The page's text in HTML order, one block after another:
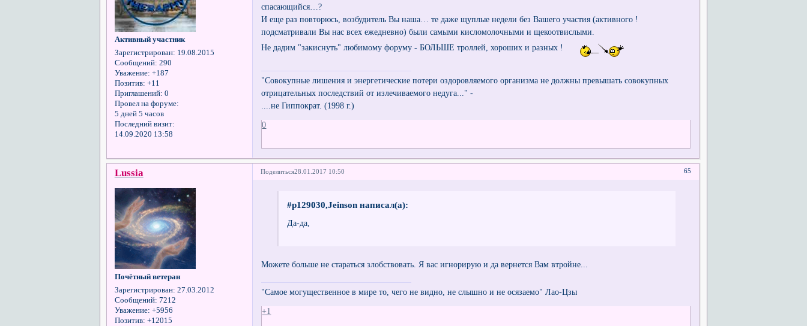
Активный участник
Зарегистрирован: 19.08.2015
Сообщений: 290
Уважение: +187
Позитив: +11
Приглашений: 0
Провел на форуме:
5 дней 5 часов
Последний визит:
14.09.2020 13:58
спасающийся…?
И еще раз повторюсь, возбудитель Вы наша… те даже щуплые недели без Вашего участия (активного !
подсматривали Вы нас всех ежедневно) были самыми кисломолочными и щекоотвислыми.
Не дадим "закиснуть" любимому форуму - БОЛЬШЕ троллей, хороших и разных !
"Совокупные лишения и энергетические потери оздоровляемого организма не должны превышать совокупных
отрицательных последствий от излечиваемого недуга..." -
....не Гиппократ. (1998 г.)
0
Поделиться 65
28.01.2017 10:50
Lussia
Почётный ветеран
Зарегистрирован: 27.03.2012
Сообщений: 7212
Уважение: +5956
Позитив: +12015
#p129030,Jeinson написал(а):
Да-да,
Можете больше не стараться злобствовать. Я вас игнорирую и да вернется Вам втройне...
"Самое могущественное в мире то, чего не видно, не слышно и не осязаемо" Лао-Цзы
+1